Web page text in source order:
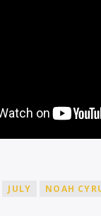
JULY NOAH